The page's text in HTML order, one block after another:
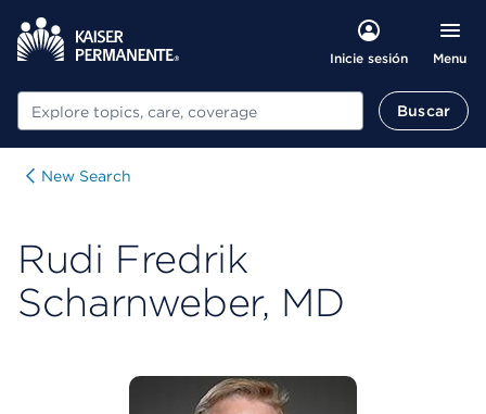
Inicie sesión Menu
Buscar Buscar
New Search
Rudi Fredrik
Scharnweber, MD